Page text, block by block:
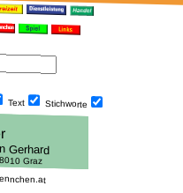
Text Stich­worte